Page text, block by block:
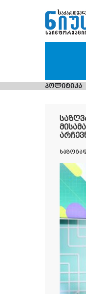
პოლიტიკა